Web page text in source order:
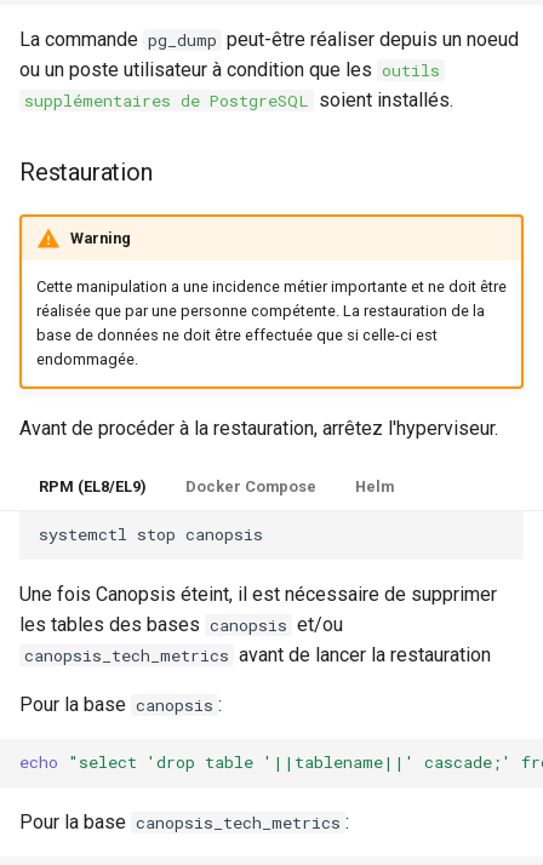
La commande pg_dump peut-être réaliser depuis un noeud
ou un poste utilisateur à condition que les outils
supplémentaires de PostgreSQL soient installés.
Restauration
Warning
Cette manipulation a une incidence métier importante et ne doit être
réalisée que par une personne compétente. La restauration de la
base de données ne doit être effectuée que si celle-ci est
endommagée.
Avant de procéder à la restauration, arrêtez l'hyperviseur.
RPM (EL8/EL9) Docker Compose Helm
systemctl stop
Une fois Canopsis éteint, il est nécessaire de supprimer
les tables des bases canopsis et/ou
canopsis_tech_metrics avant de lancer la restauration
Pour la base canopsis :
echo "select 'drop table '||tablename||' cascade;'
Pour la base canopsis_tech_metrics :